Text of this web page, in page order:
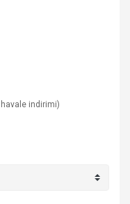
havale indirimi)